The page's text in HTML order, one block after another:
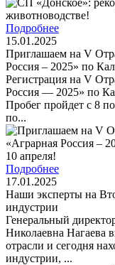
Подробнее
15.01.2025
Приглашаем на V
Россия – 2025» по
Регистрация на V
Россия — 2025» по
Пробег пройдет с 8
по...
Подробнее
17.01.2025
Наши эксперты на
индустрии
Генеральный
Николаевна Нагаева
отрасли и сегодня
индустрии, ...